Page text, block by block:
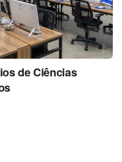
de Ciências